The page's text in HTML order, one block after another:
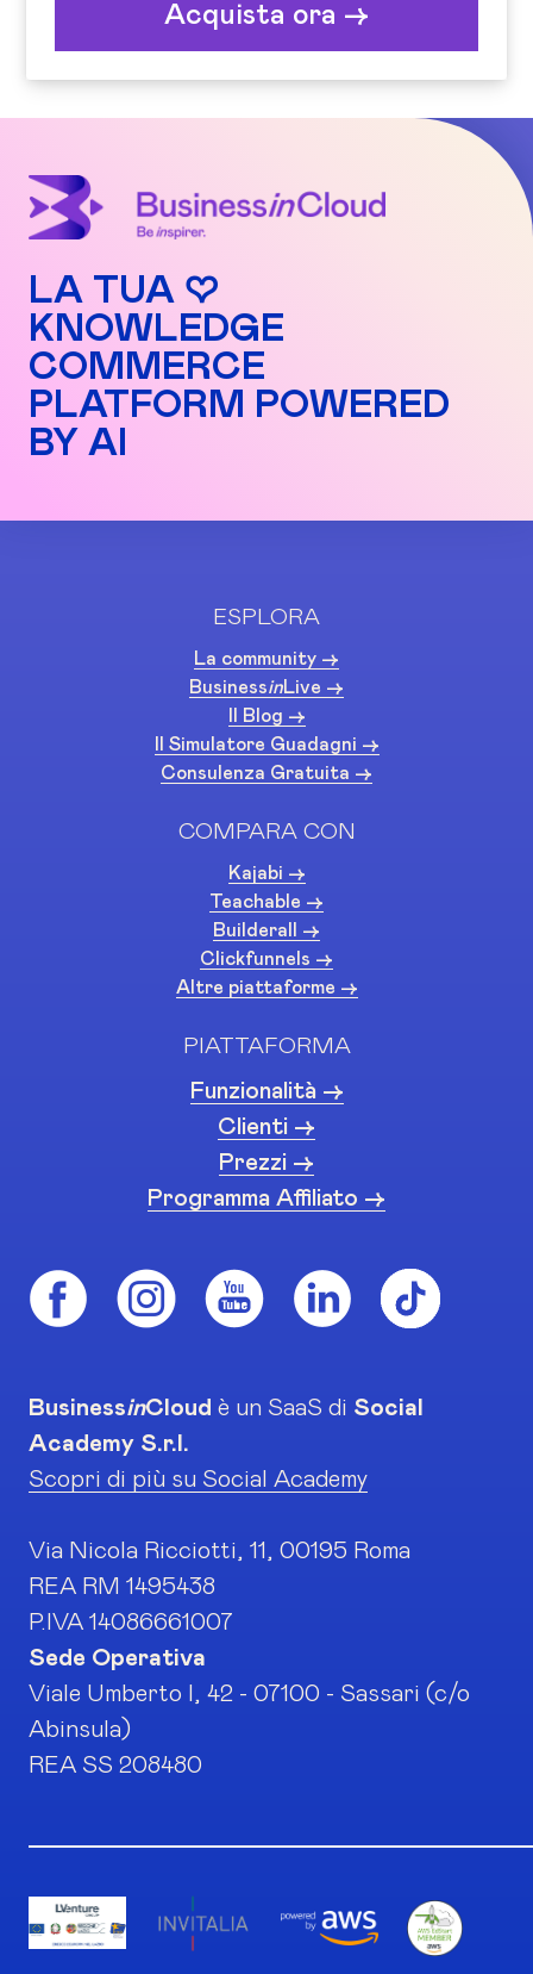
Acquista ora ->
LA TUA ♡
KNOWLEDGE
COMMERCE
PLATFORM POWERED
BY AI
ESPLORA
La community ->
BusinessinLive ->
Il Blog ->
Il Simulatore Guadagni ->
Consulenza Gratuita ->
COMPARA CON
Kajabi ->
Teachable ->
Builderall ->
Clickfunnels ->
Altre piattaforme ->
PIATTAFORMA
Funzionalità ->
Clienti ->
Prezzi ->
Programma Affiliato ->
BusinessinCloud è un SaaS di Social
Academy S.r.l.
Scopri di più su Social Academy
Via Nicola Ricciotti, 11, 00195 Roma
REA RM 1495438
P.IVA 14086661007
Sede Operativa
Viale Umberto I, 42 - 07100 - Sassari (c/o
Abinsula)
REA SS 208480